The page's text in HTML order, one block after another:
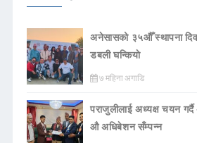
अनेसासको ३५औँ स्थापना
डबली घन्कियाे
७ महिना अगाडि
पराजुलीलाई अध्यक्ष चयन
औ अधिबेशन सँम्पन्न